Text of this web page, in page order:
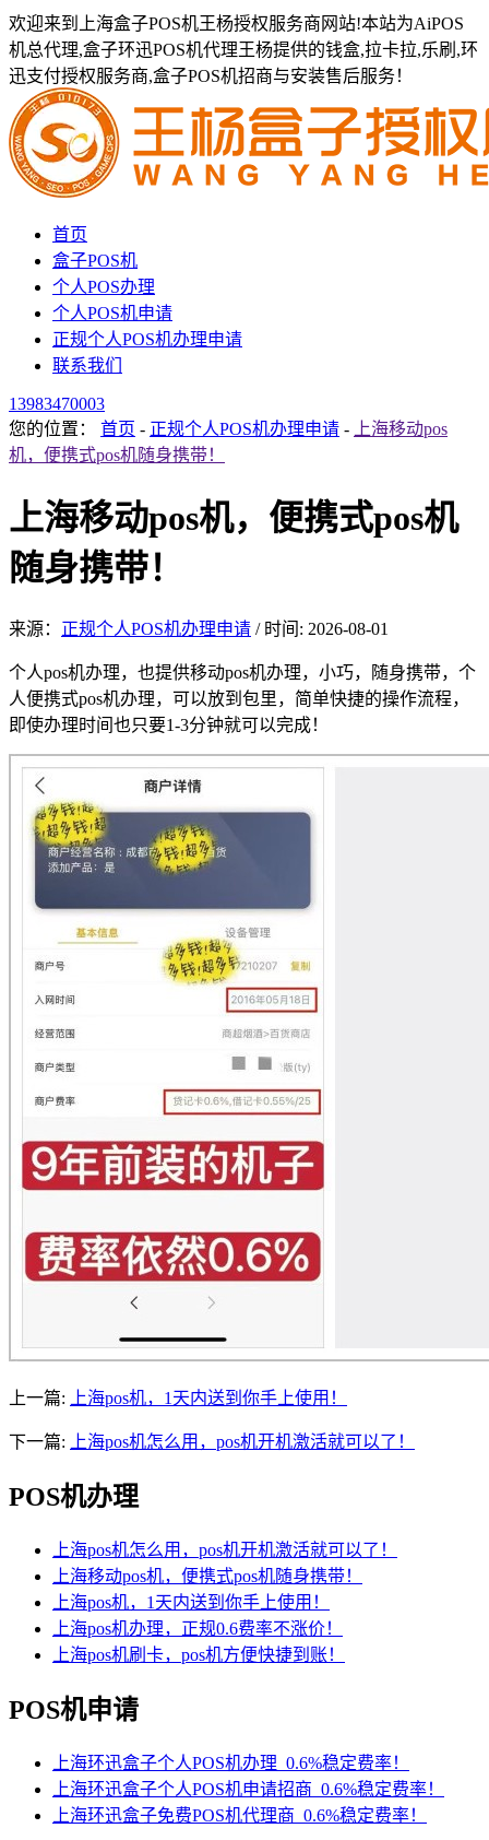
欢迎来到上海盒子POS机王杨授权服务商网站!本站为AiPOS
机总代理,盒子环迅POS机代理王杨提供的钱盒,拉卡拉,乐刷,环
迅支付授权服务商,盒子POS机招商与安装售后服务！
首页
盒子POS机
个人POS办理
个人POS机申请
正规个人POS机办理申请
联系我们
13983470003
您的位置： 首页 - 正规个人POS机办理申请 -
上海移动pos
机，便携式pos机随身携带！
上海移动pos机，便携式pos机
随身携带！
来源： 正规个人POS机办理申请 / 时间: 2026-08-01
个人pos机办理，也提供移动pos机办理，小巧，随身携带，个
人便携式pos机办理，可以放到包里，简单快捷的操作流程，
即使办理时间也只要1-3分钟就可以完成！
上一篇: 上海pos机，1天内送到你手上使用！
下一篇: 上海pos机怎么用，pos机开机激活就可以了！
POS机办理
上海pos机怎么用，pos机开机激活就可以了！
上海移动pos机，便携式pos机随身携带！
上海pos机，1天内送到你手上使用！
上海pos机办理，正规0.6费率不涨价！
上海pos机刷卡，pos机方便快捷到账！
POS机申请
上海环迅盒子个人POS机办理_0.6%稳定费率！
上海环迅盒子个人POS机申请招商_0.6%稳定费率！
上海环迅盒子免费POS机代理商_0.6%稳定费率！